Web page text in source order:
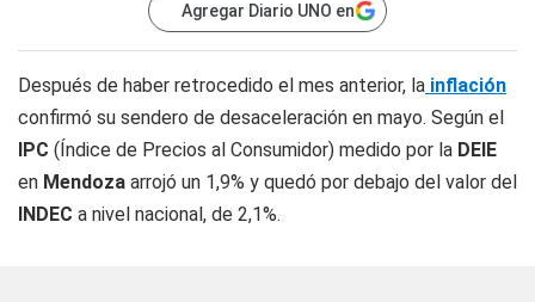
Agregar Diario UNO en
Después de haber retrocedido el mes anterior, la inflación
confirmó su sendero de desaceleración en mayo. Según el
IPC (Índice de Precios al Consumidor) medido por la DEIE
en Mendoza arrojó un 1,9% y quedó por debajo del valor del
INDEC a nivel nacional, de 2,1%.